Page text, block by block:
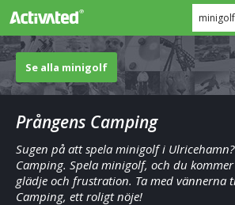
Se alla minigolf
Prångens Camping
Sugen på att spela minigolf i Ulricehamn?
Camping. Spela minigolf, och du
glädje och frustration. Ta med vännerna
Camping, ett roligt nöje!